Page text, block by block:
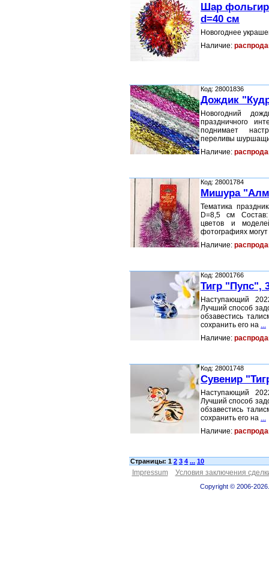
Шар
d=40 см
Новогоднее
Наличие:
Код: 28001836
Дождик
Новогодний
праздничного
поднимает
переливы
Наличие:
Код: 28001784
Мишура
Тематика
D=8,5 см
цветов и
фотографиях
Наличие:
Код: 28001766
Тигр "Пупс",
Наступающий
Лучший способ
обзавестись
сохранить его на ...
Наличие:
Код: 28001748
Сувенир
Наступающий
Лучший способ
обзавестись
сохранить его на ...
Наличие:
Страницы: 1 2 3 4 ... 10
Impressum Условия заключения
Copyright © 2006-